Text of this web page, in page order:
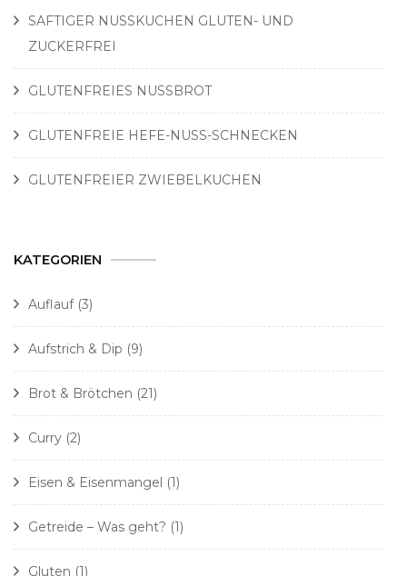
SAFTIGER NUSSKUCHEN GLUTEN- UND
ZUCKERFREI
GLUTENFREIES NUSSBROT
GLUTENFREIE HEFE-NUSS-SCHNECKEN
GLUTENFREIER ZWIEBELKUCHEN
KATEGORIEN
Auflauf(3)
Aufstrich & Dip (9)
Brot & Brötchen (21)
Curry (2)
Eisen & Eisenmangel (1)
Getreide – Was geht? (1)
Gluten (1)